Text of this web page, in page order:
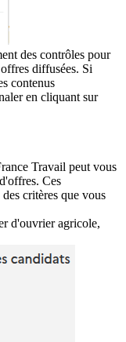
des contrôles pour
diffusées. Si
contenus
en cliquant sur
Travail peut vous
Ces
critères que vous
d'ouvrier agricole,